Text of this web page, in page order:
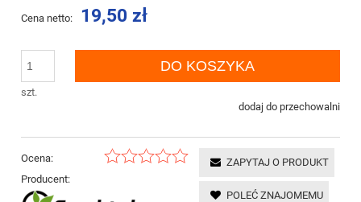
Cena netto: 19,50 zł
szt.
DO KOSZYKA
dodaj do przechowalni
Ocena:
Producent:
ZAPYTAJ O PRODUKT
POLEĆ ZNAJOMEMU